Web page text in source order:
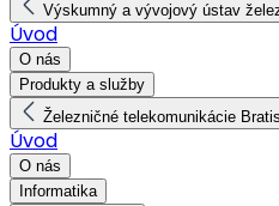
Výskumný a vývojový ústav
Úvod
O nás
Produkty a služby
Železničné telekomunikácie
Úvod
O nás
Informatika